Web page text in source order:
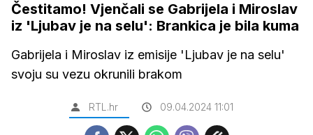
Čestitamo! Vjenčali se Gabrijela i Miroslav
iz 'Ljubav je na selu': Brankica je bila kuma
Gabrijela i Miroslav iz emisije 'Ljubav je na selu'
svoju su vezu okrunili brakom
RTL.hr 09.04.2024 11:01